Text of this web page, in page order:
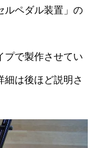
ルペダル装置」の
プで製作させてい
細は後ほど説明さ